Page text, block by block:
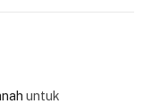
untuk